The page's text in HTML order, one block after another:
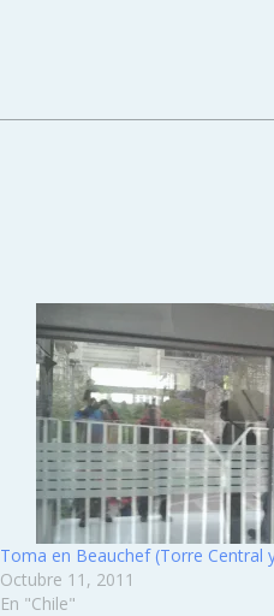
Toma en Beauchef (Torre Central
Octubre 11, 2011
En "Chile"